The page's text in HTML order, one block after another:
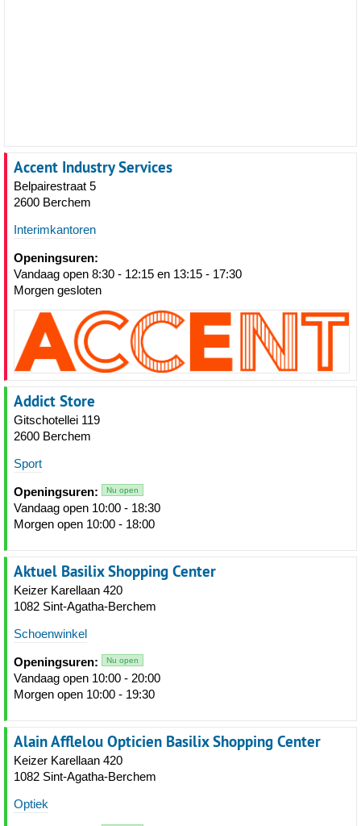
Accent Industry Services
Belpairestraat 5
2600 Berchem
Interimkantoren
Openingsuren:
Vandaag open 8:30 - 12:15 en 13:15 - 17:30
Morgen gesloten
Addict Store
Gitschotellei 119
2600 Berchem
Sport
Openingsuren: Nu open
Vandaag open 10:00 - 18:30
Morgen open 10:00 - 18:00
Aktuel Basilix Shopping Center
Keizer Karellaan 420
1082 Sint-Agatha-Berchem
Schoenwinkel
Openingsuren: Nu open
Vandaag open 10:00 - 20:00
Morgen open 10:00 - 19:30
Alain Afflelou Opticien Basilix Shopping Center
Keizer Karellaan 420
1082 Sint-Agatha-Berchem
Optiek